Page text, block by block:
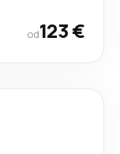
od123 €